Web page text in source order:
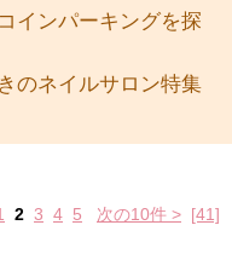
インパーキングを探
のネイルサロン特集
2 3 4 5 次の10件 > [41]